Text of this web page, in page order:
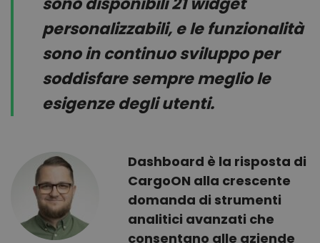
personalizzabili, e le funzionalità
sono in continuo sviluppo per
soddisfare sempre meglio le
esigenze degli utenti.
Dashboard è la risposta di
CargoON alla crescente
domanda di strumenti
analitici avanzati che
consentano alle aziende